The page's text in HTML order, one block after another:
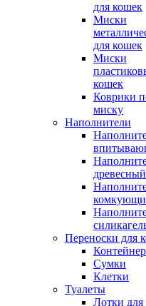
для кошек
Миски
для кошек
Миски
кошек
Коврики
миску
Наполнители
древесный
Переноски для
Сумки
Клетки
Туалеты
Лотки для